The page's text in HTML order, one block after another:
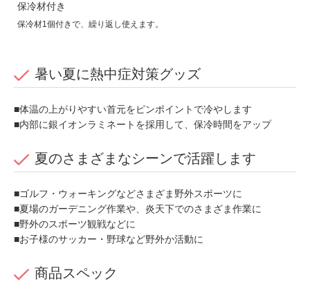
保冷材付き
保冷材1個付きで、繰り返し使えます。
暑い夏に熱中症対策グッズ
■体温の上がりやすい首元をピンポイントで冷やします
■内部に銀イオンラミネートを採用して、保冷時間をアップ
夏のさまざまなシーンで活躍します
■ゴルフ・ウォーキングなどさまざま野外スポーツに
■夏場のガーデニング作業や、炎天下でのさまざま作業に
■野外のスポーツ観戦などに
■お子様のサッカー・野球など野外か活動に
商品スペック